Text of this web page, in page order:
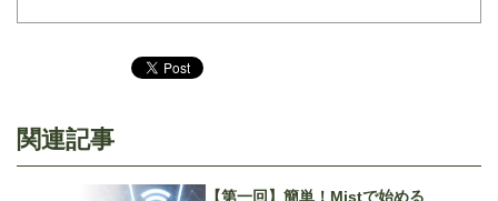
関連記事
【第一回】簡単！Mistで始める